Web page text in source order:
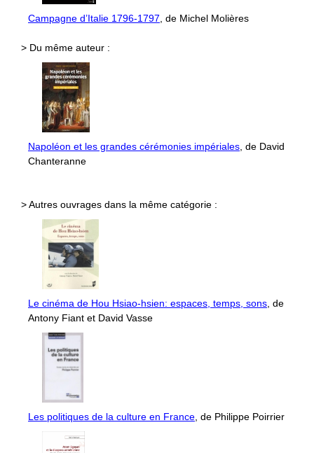
Campagne d’Italie 1796-1797 , de Michel Molières
> Du même auteur :
Napoléon et les grandes cérémonies impériales , de David
Chanteranne
> Autres ouvrages dans la même catégorie :
Le cinéma de Hou Hsiao-hsien: espaces, temps, sons , de
Antony Fiant et David Vasse
Les politiques de la culture en France , de Philippe Poirrier